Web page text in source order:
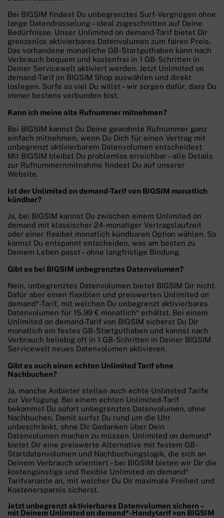
Bei BIGSIM findest Du unbegrenztes Surf-Vergnügen ohne
lange Datendrosselung – ideal zugeschnitten auf Deine
Bedürfnisse. Unser Unlimited on demand-Tarif bietet Dir
grenzenlos aktivierbares Datenvolumen zum fairen Preis.
Das vorhandene monatliche GB-Startguthaben kann nach
Verbrauch bequem und kostenfrei in 1 GB-Schritten in
Deiner Servicewelt aktiviert werden. Jetzt Unlimited on
demand-Tarif im BIGSIM Shop auswählen und direkt
loslegen. Surfe so viel Du willst – wir sorgen dafür, dass Du
immer bestens verbunden bist.
Kann ich meine alte Rufnummer mitnehmen?
Bei BIGSIM kannst Du Deine gewohnte Rufnummer ganz
einfach mitnehmen, wenn Du Dich für einen Vertrag mit
unbegrenzt aktivierbarem Datenvolumen entscheidest.
Mit BIGSIM bleibst Du problemlos erreichbar – alle Details
zur Rufnummernmitnahme findest Du auf unserer
Website.
Ist der Unlimited on demand-Tarif von BIGSIM monatlich
kündbar?
Ja, bei BIGSIM kannst Du zwischen einem Unlimited on
demand mit klassischer 24-monatiger Vertragslaufzeit
oder einer flexibel monatlich kündbaren Option wählen. So
kannst Du entspannt entscheiden, was am besten zu
Deinem Leben passt – ohne langfristige Bindung.
Gibt es bei BIGSIM unbegrenztes Datenvolumen?
Nein, unbegrenztes Datenvolumen bietet BIGSIM Dir nicht.
Dafür aber einen flexiblen und preiswerten Unlimited on
demand*-Tarif, mit welchen Du unbegrenzt aktivierbares
Datenvolumen für 15,99 € monatlich* erhältst. Bei einem
Unlimited on demand-Tarif von BIGSIM sicherst Du Dir
monatlich ein festes GB-Startguthaben und kannst nach
Verbrauch beliebig oft in 1 GB-Schritten in Deiner BIGSIM
Servicewelt neues Datenvolumen aktivieren.
Gibt es auch einen echten Unlimited Tarif ohne
Nachbuchen?
Ja, manche Anbieter stellen auch echte Unlimited Tarife
zur Verfügung. Bei einem echten Unlimited-Tarif
bekommst Du sofort unbegrenztes Datenvolumen, ohne
Nachbuchen. Damit surfst Du rund um die Uhr
unbeschränkt, ohne Dir Gedanken über Dein
Datenvolumen machen zu müssen. Unlimited on demand*
bietet Dir eine preiswerte Alternative mit festem GB-
Startdatenvolumen und Nachbuchungslogik, die sich an
Deinem Verbrauch orientiert – bei BIGSIM bieten wir Dir die
kostengünstige und flexible Unlimited on demand*
Tarifvariante an, mit welcher Du Dir maximale Freiheit und
Kostenersparnis sicherst.
Jetzt unbegrenzt aktivierbares Datenvolumen sichern –
mit Deinem Unlimited on demand*-Handytarif von BIGSIM